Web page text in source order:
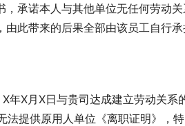
承诺本人与其他单位无任何劳动
此带来的后果全部由该员工自行承
年X月X日与贵司达成建立劳动关
法提供原用人单位《离职证明》，